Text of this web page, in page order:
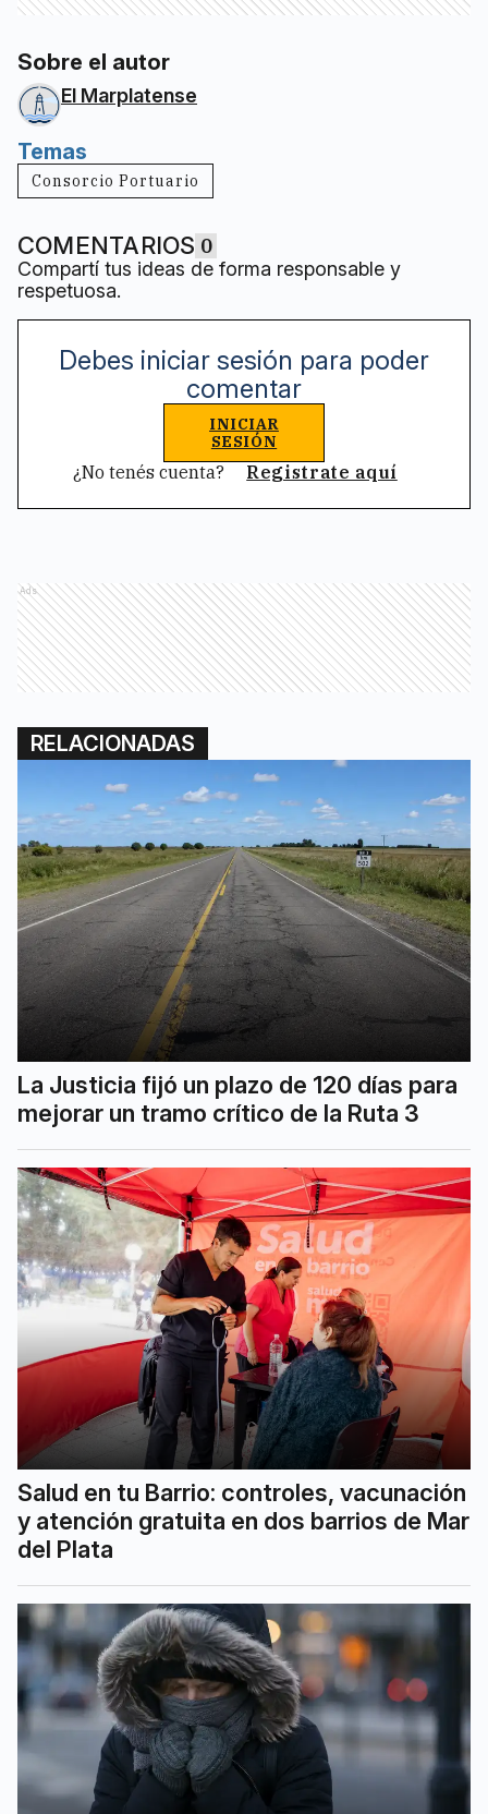
Sobre el autor
El Marplatense
Temas
Consorcio Portuario
COMENTARIOS 0
Compartí tus ideas de forma responsable y
respetuosa.
Debes iniciar sesión para poder
comentar
INICIAR
SESIÓN
¿No tenés cuenta? Registrate aquí
Ads
RELACIONADAS
La Justicia fijó un plazo de 120 días para
mejorar un tramo crítico de la Ruta 3
Salud en tu Barrio: controles, vacunación
y atención gratuita en dos barrios de Mar
del Plata